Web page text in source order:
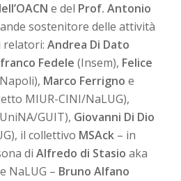
e del Prof. Antonio
sostenitore delle attività
relatori: Andrea Di Dato
Fedele (Insem), Felice
Marco Ferrigno e
MIUR-CINI/NaLUG),
GUIT), Giovanni Di Dio
il collettivo MSAck – in
di Alfredo di Stasio aka
NaLUG – Bruno Alfano